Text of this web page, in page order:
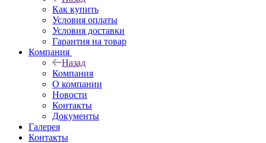
Как купить
Условия оплаты
Условия доставки
Гарантия на товар
Компания
Назад
Компания
О компании
Новости
Контакты
Документы
Галерея
Контакты